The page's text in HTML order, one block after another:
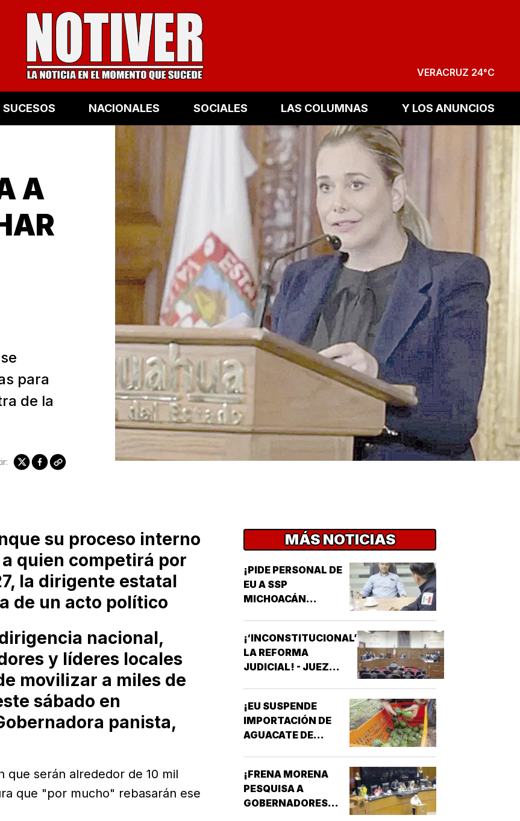
VERACRUZ 24°C
SUCESOS NACIONALES SOCIALES LAS COLUMNAS Y LOS ANUNCIOS
A
para
de la
su proceso interno
quien competirá por
la dirigente estatal
de un acto político
dirigencia nacional,
y líderes locales
movilizar a miles de
sábado en
panista,
que serán alrededor de 10 mil
que "por mucho" rebasarán ese
MÁS NOTICIAS
¡PIDE PERSONAL DE
EU A SSP
MICHOACÁN
¡‘INCONSTITUCIONAL’
LA REFORMA
JUDICIAL! - JUEZ
¡EU SUSPENDE
IMPORTACIÓN DE
AGUACATE DE
¡FRENA MORENA
PESQUISA A
GOBERNADORES